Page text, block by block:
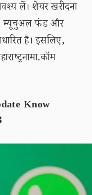
लें। शेयर खरीदना
म्यूचुअल फंड और
है। इसलिए,
Know